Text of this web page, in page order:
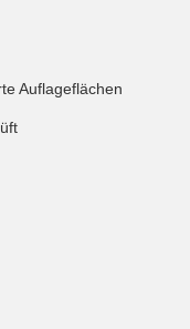
Auflageflächen